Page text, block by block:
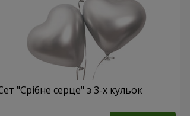
"Срібне серце" з 3-х кульок